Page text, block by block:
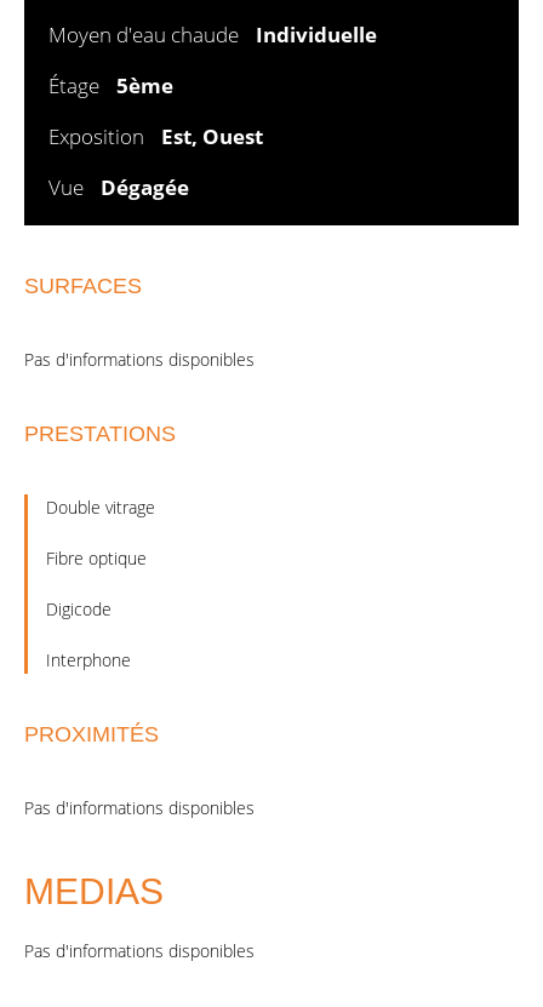
Moyen d'eau chaude
Individuelle
Étage
5ème
Exposition
Est, Ouest
Vue
Dégagée
SURFACES
Pas d'informations disponibles
PRESTATIONS
Double vitrage
Fibre optique
Digicode
Interphone
PROXIMITÉS
Pas d'informations disponibles
MEDIAS
Pas d'informations disponibles